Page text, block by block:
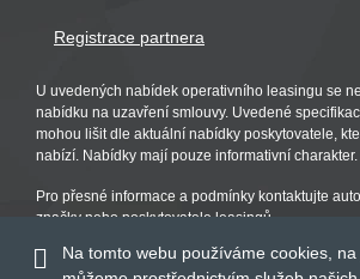
Registrace partnera
U uvedených nabídek operativního leasingu se
nabídku na uzavření smlouvy. Uvedené
mohou lišit dle aktuální nabídky poskytovatele,
nabízí. Nabídky mají pouze informativní charakter.
Pro přesné informace a podmínky kontaktujte
značky nebo poskytovatele leasingů.
Na tomto webu používáme cookies,